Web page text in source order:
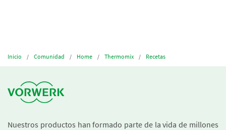
Inicio Comunidad Home Thermomix Recetas
Nuestros productos han formado parte de la vida de millones